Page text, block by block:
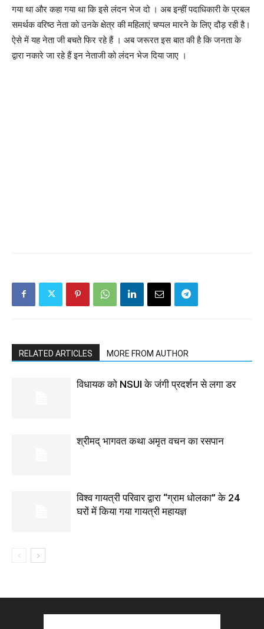
गया था और कहा गया था कि इसे लंदन भेज दो । अब इन्हीं पदाधिकारी के प्रबल
समर्थक वरिष्ठ नेता को उनके क्षेत्र की महिलाएं चप्पल मारने के लिए दौड़ रही है।
ऐसे में यह नेता जी बचते फिर रहे हैं । अब जरूरत इस बात की है कि जनता के
द्वारा नकारे जा रहे हैं इन नेताजी को लंदन भेज दिया जाए ।
RELATED ARTICLES MORE FROM AUTHOR
विधायक को NSUI के जंगी प्रदर्शन से लगा डर
श्रीमद् भागवत कथा अमृत वचन का रसपान
विश्व गायत्री परिवार द्वारा “ग्राम धोलका” के 24
घरों में किया गया गायत्री महायज्ञ